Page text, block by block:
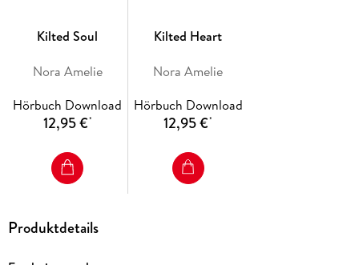
Kilted Soul
Nora Amelie
Hörbuch Download
12,95 €*
Kilted Heart
Nora Amelie
Hörbuch Download
12,95 €*
Produktdetails